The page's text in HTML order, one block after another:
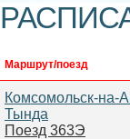
Маршрут/поезд
Комсомольск-на-
Тында
Поезд 363Э